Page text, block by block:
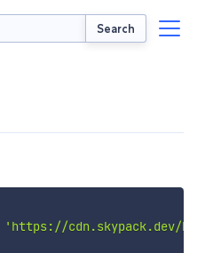
Search
'https://cdn.skypack.dev/